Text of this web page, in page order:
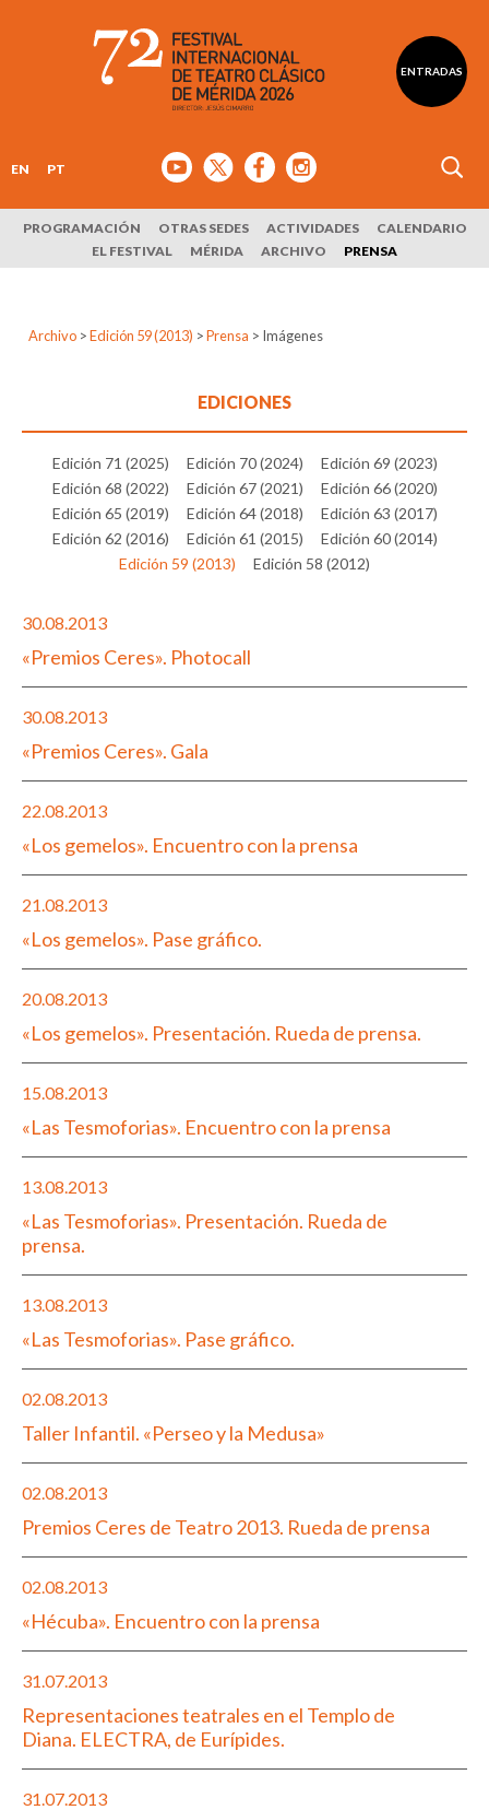
ENTRADAS
EN PT
PROGRAMACIÓN OTRAS SEDES ACTIVIDADES
CALENDARIO
EL FESTIVAL
MÉRIDA ARCHIVO PRENSA
Archivo > Edición 59 (2013) > Prensa > Imágenes
EDICIONES
Edición 71 (2025) Edición 70 (2024)
Edición 69 (2023)
Edición 68 (2022)
Edición 67 (2021)
Edición 66 (2020)
Edición 65 (2019)
Edición 64 (2018)
Edición 63 (2017)
Edición 62 (2016)
Edición 61 (2015)
Edición 60 (2014)
Edición 59 (2013)
Edición 58 (2012)
30.08.2013
«Premios Ceres». Photocall
30.08.2013
«Premios Ceres». Gala
22.08.2013
«Los gemelos». Encuentro con la prensa
21.08.2013
«Los gemelos». Pase gráfico.
20.08.2013
«Los gemelos». Presentación. Rueda de prensa.
15.08.2013
«Las Tesmoforias». Encuentro con la prensa
13.08.2013
«Las Tesmoforias». Presentación. Rueda de
prensa.
13.08.2013
«Las Tesmoforias». Pase gráfico.
02.08.2013
Taller Infantil. «Perseo y la Medusa»
02.08.2013
Premios Ceres de Teatro 2013. Rueda de prensa
02.08.2013
«Hécuba». Encuentro con la prensa
31.07.2013
Representaciones teatrales en el Templo de
Diana. ELECTRA, de Eurípides.
31.07.2013